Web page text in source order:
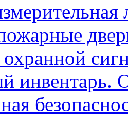
инвентарь.